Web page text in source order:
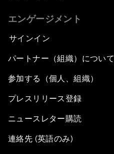
エンゲージメント
サインイン
パートナー（組織）について
参加する（個人、組織）
プレスリリース登録
ニュースレター購読
連絡先 (英語のみ)